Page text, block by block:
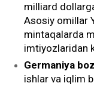
milliard
Asosiy omillar
mintaqalarda
imtiyozlaridan
Germaniya
ishlar va iqlim